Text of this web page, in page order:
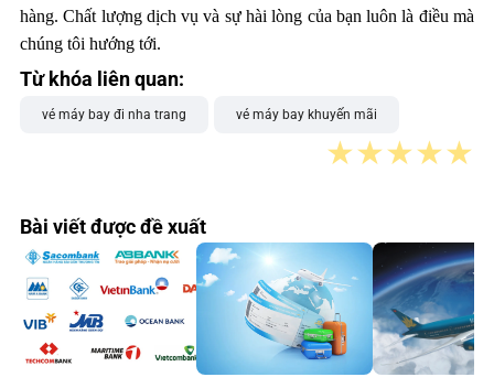
hàng. Chất lượng dịch vụ và sự hài lòng của bạn luôn là điều mà
chúng tôi hướng tới.
Từ khóa liên quan:
vé máy bay đi nha trang vé máy bay khuyến mãi
★★★★★
Bài viết được đề xuất